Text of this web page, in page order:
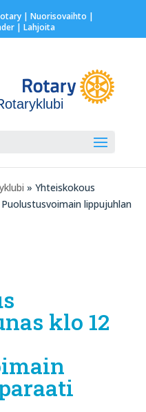
| Nuorisovaihto |
| Lahjoita
» Yhteiskokous
lippujuhlan
klo 12